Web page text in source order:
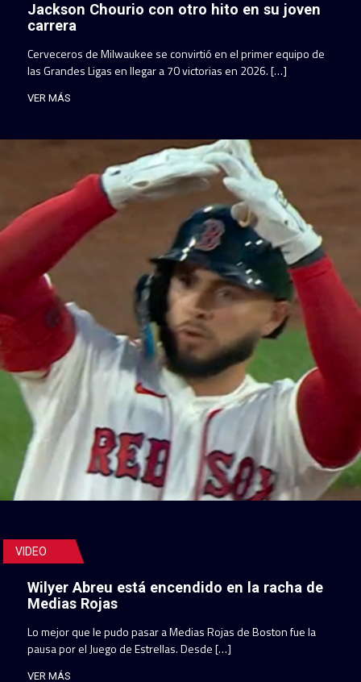
Jackson Chourio con otro hito en su joven
carrera
Cerveceros de Milwaukee se convirtió en el primer equipo de
las Grandes Ligas en llegar a 70 victorias en 2026. […]
VER MÁS
VIDEO
Wilyer Abreu está encendido en la racha de
Medias Rojas
Lo mejor que le pudo pasar a Medias Rojas de Boston fue la
pausa por el Juego de Estrellas. Desde […]
VER MÁS